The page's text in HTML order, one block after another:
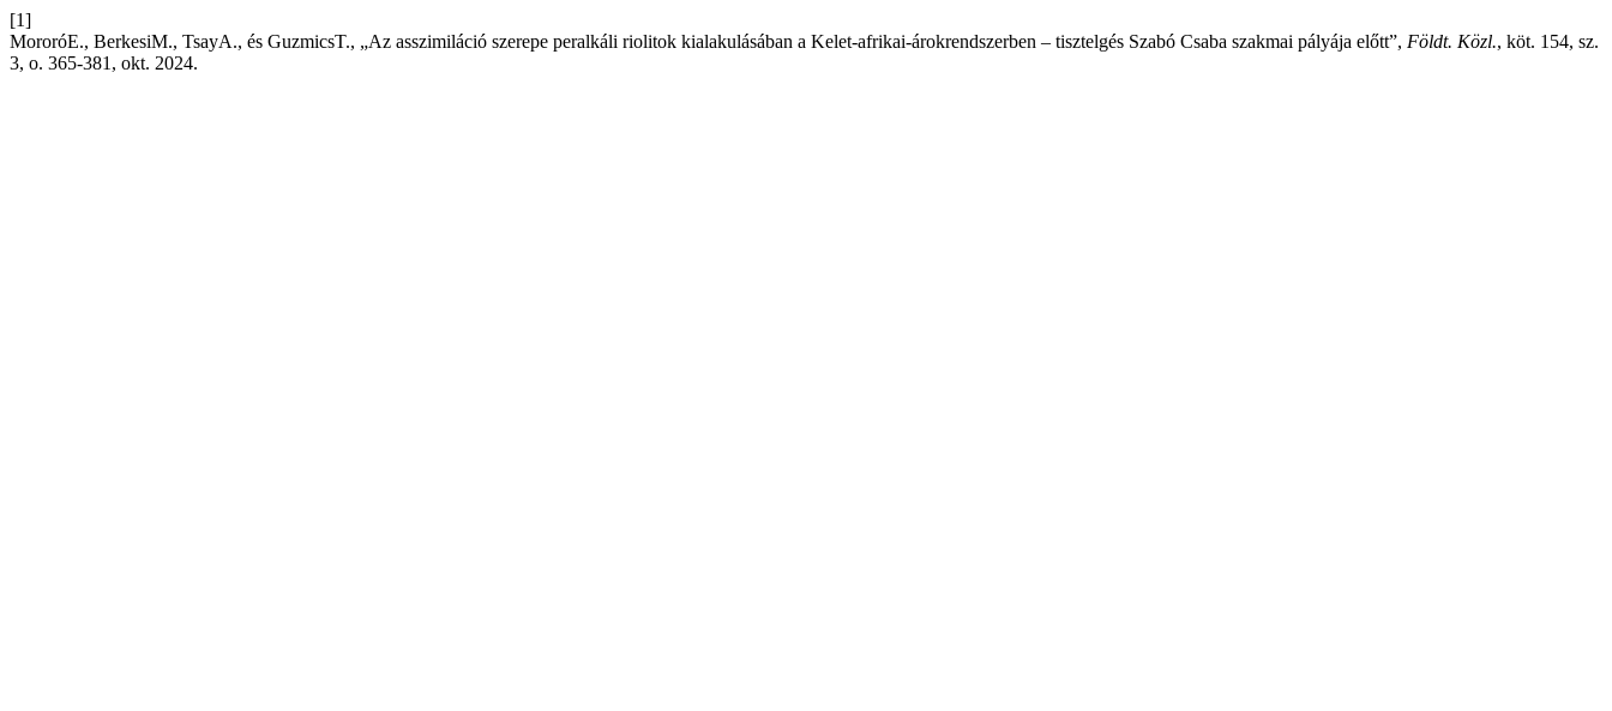
[1]
MororóE., BerkesiM., TsayA., és GuzmicsT., „Az asszimiláció szerepe peralkáli riolitok kialakulásában a Kelet-afrikai-árokrendszerben – tisztelgés Szabó Csaba szakmai pályája előtt”, Földt. Közl., köt. 154, sz.
3, o. 365-381, okt. 2024.